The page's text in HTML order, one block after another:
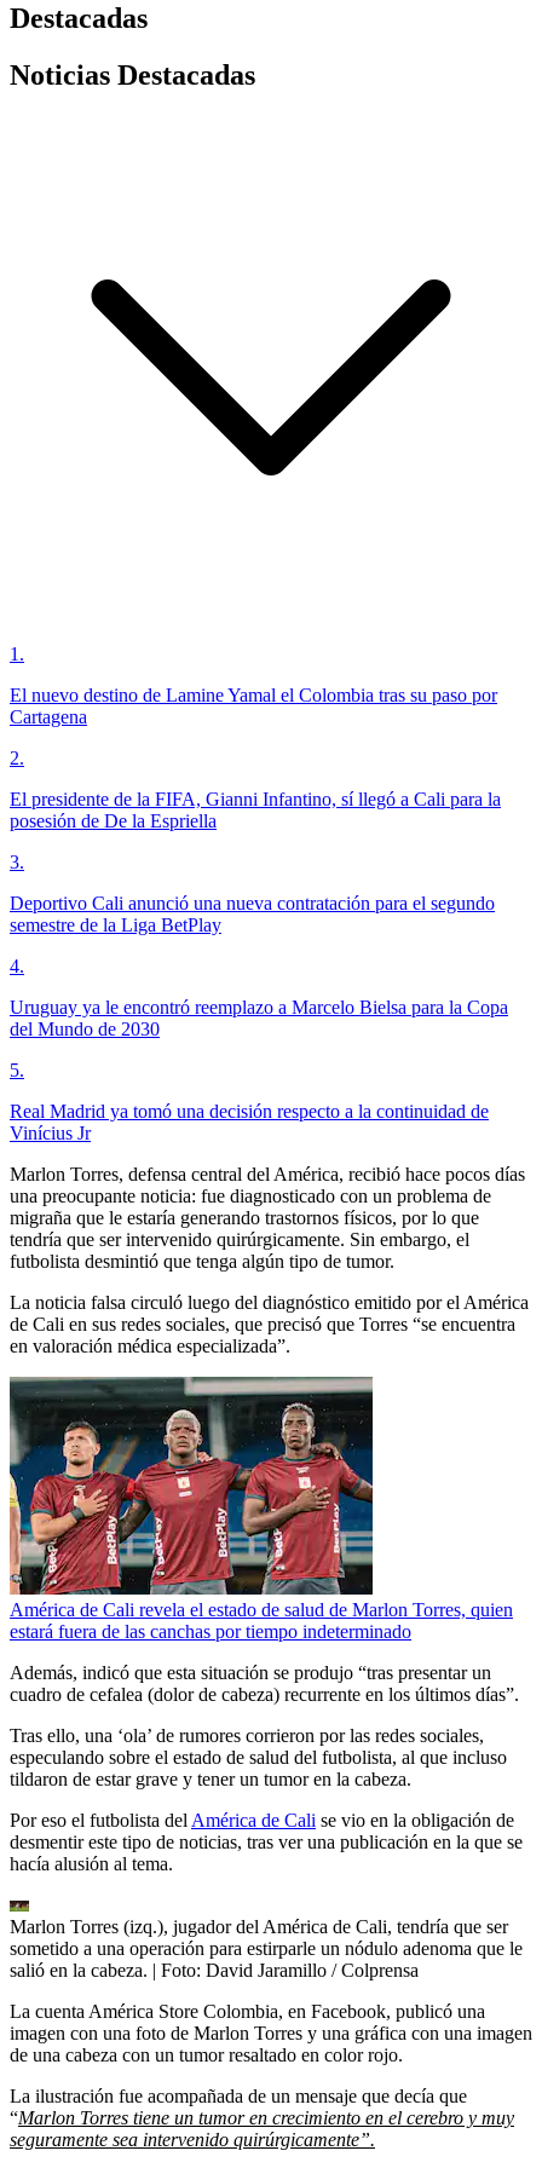
Destacadas
Noticias Destacadas
1 .
El nuevo destino de Lamine Yamal el Colombia tras su paso por
Cartagena
2.
El presidente de la FIFA, Gianni Infantino, sí llegó a Cali para la
posesión de De la Espriella
3.
Deportivo Cali anunció una nueva contratación para el segundo
semestre de la Liga BetPlay
4.
Uruguay ya le encontró reemplazo a Marcelo Bielsa para la Copa
del Mundo de 2030
5.
Real Madrid ya tomó una decisión respecto a la continuidad de
Vinícius Jr
Marlon Torres, defensa central del América, recibió hace pocos días
una preocupante noticia: fue diagnosticado con un problema de
migraña que le estaría generando trastornos físicos, por lo que
tendría que ser intervenido quirúrgicamente. Sin embargo, el
futbolista desmintió que tenga algún tipo de tumor.
La noticia falsa circuló luego del diagnóstico emitido por el América
de Cali en sus redes sociales, que precisó que Torres “se encuentra
en valoración médica especializada”.
América de Cali revela el estado de salud de Marlon Torres, quien
estará fuera de las canchas por tiempo indeterminado
Además, indicó que esta situación se produjo “tras presentar un
cuadro de cefalea (dolor de cabeza) recurrente en los últimos días”.
Tras ello, una ‘ola’ de rumores corrieron por las redes sociales,
especulando sobre el estado de salud del futbolista, al que incluso
tildaron de estar grave y tener un tumor en la cabeza.
Por eso el futbolista del América de Cali se vio en la obligación de
desmentir este tipo de noticias, tras ver una publicación en la que se
hacía alusión al tema.
Marlon Torres (izq.), jugador del América de Cali, tendría que ser
sometido a una operación para estirparle un nódulo adenoma que le
salió en la cabeza. | Foto: David Jaramillo / Colprensa
La cuenta América Store Colombia, en Facebook, publicó una
imagen con una foto de Marlon Torres y una gráfica con una imagen
de una cabeza con un tumor resaltado en color rojo.
La ilustración fue acompañada de un mensaje que decía que
“Marlon Torres tiene un tumor en crecimiento en el cerebro y muy
seguramente sea intervenido quirúrgicamente”.